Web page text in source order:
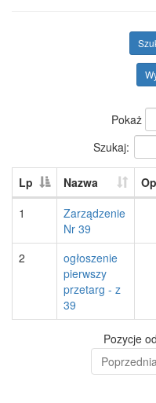
Pokaż
Szukaj:
Lp Nazwa
1
Zarządzenie
Nr 39
2
ogłoszenie
pierwszy
przetarg - z
39
Pozycje